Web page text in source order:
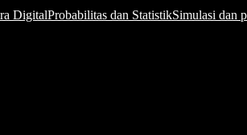
DigitalProbabilitas dan StatistikSimulasi dan